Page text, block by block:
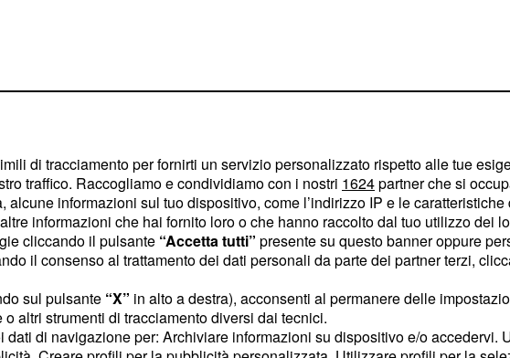
ha impedito a
che in futuro
aggiunta è la
visiva innovativa
di tracciamento per fornirti un servizio personalizzato rispetto alle tue
traffico. Raccogliamo e condividiamo con i nostri 1624partner che si
informazioni sul tuo dispositivo, come l’indirizzo IP e le
informazioni che hai fornito loro o che hanno raccolto dal tuo utilizzo dei
cliccando il pulsante “Accetta tutti” presente su questo banner oppure
il consenso al trattamento dei dati personali da parte dei partner terzi,
sul pulsante “X” in alto a destra), acconsenti al permanere delle
altri strumenti di tracciamento diversi dai tecnici.
dati di navigazione per: Archiviare informazioni su dispositivo e/o accedervi.